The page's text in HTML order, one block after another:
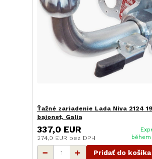
Ťažné zariadenie Lada Niva 2124
bajonet, Galia
337,0 EUR
274,0 EUR bez DPH
Pridať do košíka